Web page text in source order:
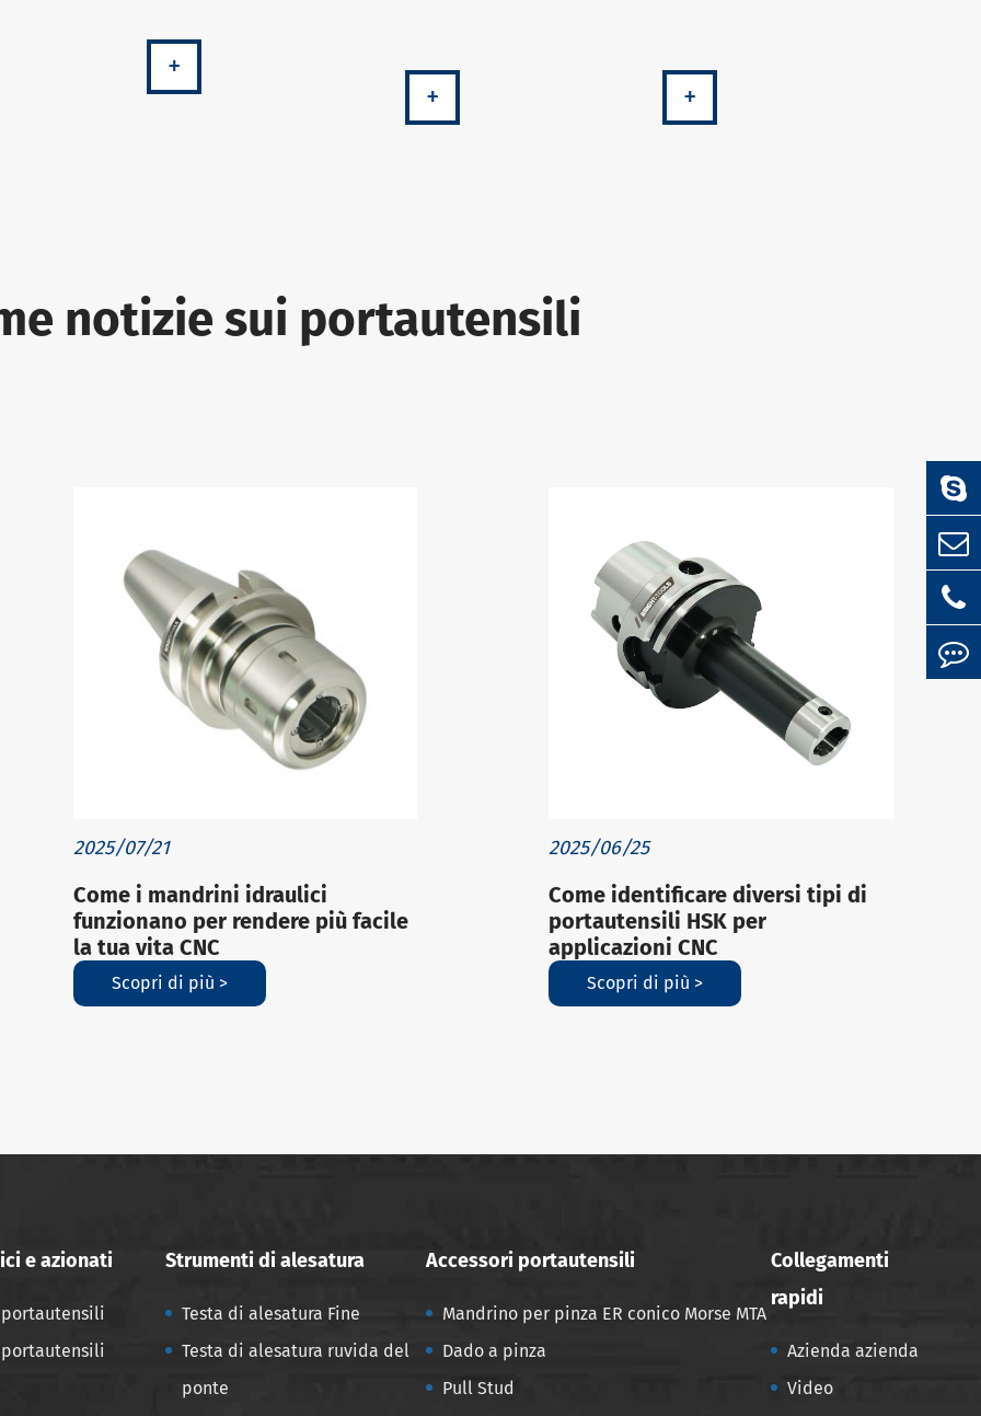
+
+ +
notizie sui portautensili
2025/07/21
Come i mandrini idraulici
funzionano per rendere più facile
la tua vita CNC
Scopri di più >
2025/06/25
Come identificare diversi tipi di
portautensili HSK per
applicazioni CNC
Scopri di più >
e azionati
portautensili
portautensili
Strumenti di alesatura
Testa di alesatura Fine
Testa di alesatura ruvida del
ponte
Accessori portautensili
Mandrino per pinza ER conico Morse MTA
Dado a pinza
Pull Stud
Collegamenti
rapidi
Azienda azienda
Video